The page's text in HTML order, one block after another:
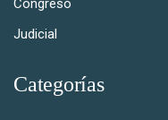
Congreso
Judicial
Categorías